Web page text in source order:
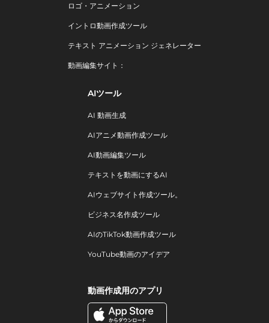
ロゴ・アニメーション
イントロ動画作成ツール
テキスト アニメーション ジェネレーター
動画編集サイト：
AIツール
AI 動画生成
AIアニメ動画作成ツール
AI動画編集ツール
テキストを動画にするAI
AIウェブサイト作成ツール。
ビジネス名作成ツール
AIのTikTok動画作成ツール
YouTube動画のアイデア
動画作成用のアプリ